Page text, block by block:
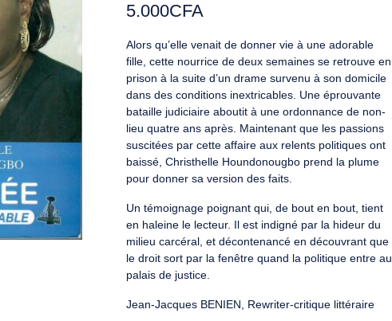
5.000CFA
Alors qu’elle venait de donner vie à une adorable
fille, cette nourrice de deux semaines se retrouve en
prison à la suite d’un drame survenu à son domicile
dans des conditions inextricables. Une éprouvante
bataille judiciaire aboutit à une ordonnance de non-
lieu quatre ans après. Maintenant que les passions
suscitées par cette affaire aux relents politiques ont
baissé, Christhelle Houndonougbo prend la plume
pour donner sa version des faits.
Un témoignage poignant qui, de bout en bout, tient
en haleine le lecteur. Il est indigné par la hideur du
milieu carcéral, et décontenancé en découvrant que
le droit sort par la fenêtre quand la politique entre au
palais de justice.
Jean-Jacques BENIEN, Rewriter-critique littéraire